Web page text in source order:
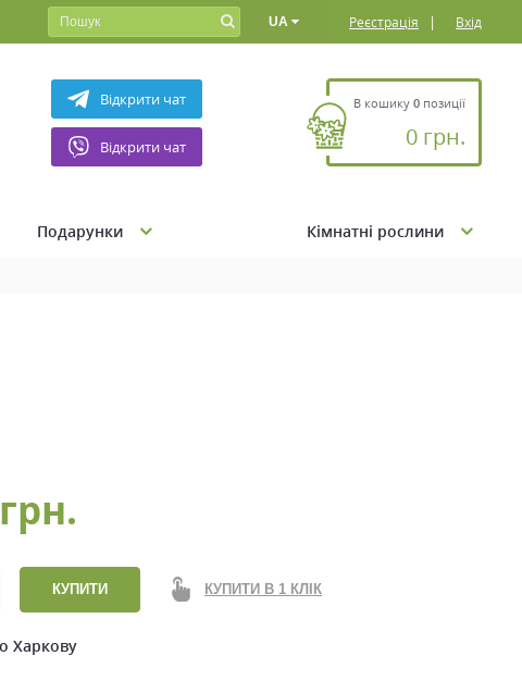
UA Реєстрація | Вхід
Відкрити чат
Відкрити чат
В кошику 0 позиції
0 грн.
Подарунки Кімнатні рослини
КУПИТИ КУПИТИ В 1 КЛІК
Харкову